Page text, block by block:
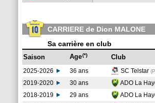
CARRIERE de Dion MALONE
Sa carrière en club
Saison Age(*) Club
2025-2026 36 ans SC Telstar
2019-2020
30 ans ADO La
2018-2019
29 ans ADO La